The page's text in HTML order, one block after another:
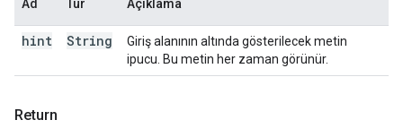
Ad Tür Açıklama
hint String
Giriş alanının altında gösterilecek metin
ipucu. Bu metin her zaman görünür.
Return